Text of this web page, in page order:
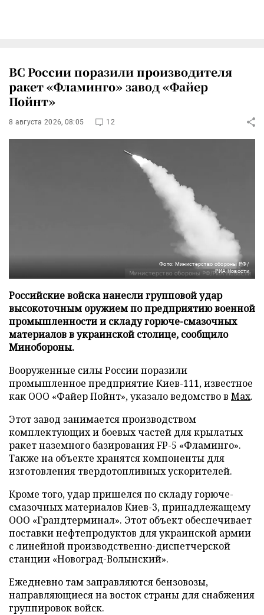
ВС России поразили производителя
ракет «Фламинго» завод «Файер
Пойнт»
8 августа 2026, 08:05 12
Фото: Министерство обороны РФ/
РИА Новости
Российские войска нанесли групповой удар
высокоточным оружием по предприятию военной
промышленности и складу горюче-смазочных
материалов в украинской столице, сообщило
Минобороны.
Вооруженные силы России поразили
промышленное предприятие Киев-111, известное
как ООО «Файер Пойнт», указало ведомство в Max.
Этот завод занимается производством
комплектующих и боевых частей для крылатых
ракет наземного базирования FP-5 «Фламинго».
Также на объекте хранятся компоненты для
изготовления твердотопливных ускорителей.
Кроме того, удар пришелся по складу горюче-
смазочных материалов Киев-3, принадлежащему
ООО «Грандтерминал». Этот объект обеспечивает
поставки нефтепродуктов для украинской армии
с линейной производственно-диспетчерской
станции «Новоград-Волынский».
Ежедневно там заправляются бензовозы,
направляющиеся на восток страны для снабжения
группировок войск.